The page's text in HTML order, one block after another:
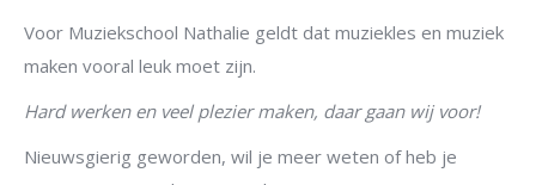
Voor Muziekschool Nathalie geldt dat muziekles en muziek
maken vooral leuk moet zijn.
Hard werken en veel plezier maken, daar gaan wij voor!
Nieuwsgierig geworden, wil je meer weten of heb je